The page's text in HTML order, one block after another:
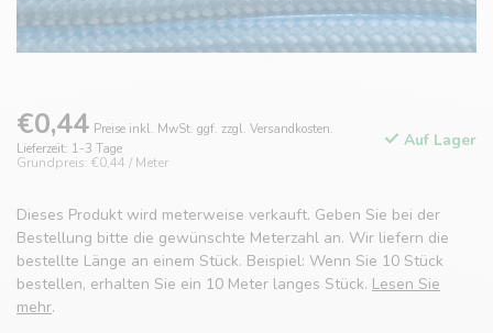
€0,44 Preise inkl. MwSt. ggf. zzgl. Versandkosten.
Lieferzeit: 1-3 Tage
Grundpreis: €0,44 / Meter
Auf Lager
Dieses Produkt wird meterweise verkauft. Geben Sie bei der
Bestellung bitte die gewünschte Meterzahl an. Wir liefern die
bestellte Länge an einem Stück. Beispiel: Wenn Sie 10 Stück
bestellen, erhalten Sie ein 10 Meter langes Stück. Lesen Sie
mehr.